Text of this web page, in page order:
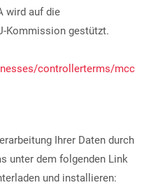
wird auf die
Kommission gestützt.
controllerterms/mcc
Ihrer Daten durch
unter dem folgenden Link
und installieren: